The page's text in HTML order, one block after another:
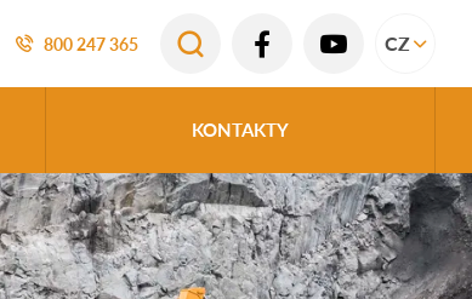
800 247 365 CZ
KONTAKTY